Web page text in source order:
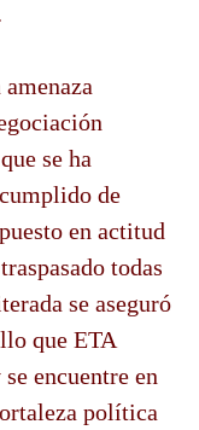
se ha
de
en actitud
todas
se aseguró
que ETA
encuentre en
política